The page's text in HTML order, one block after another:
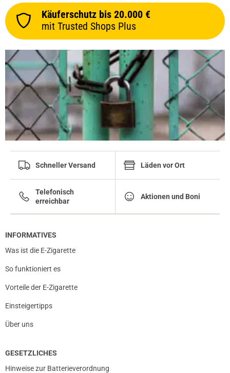
Käuferschutz bis 20.000 €
mit Trusted Shops Plus
Schneller Versand Läden vor Ort
Telefonisch
erreichbar
Aktionen und Boni
INFORMATIVES
Was ist die E-Zigarette
So funktioniert es
Vorteile der E-Zigarette
Einsteigertipps
Über uns
GESETZLICHES
Hinweise zur Batterieverordnung